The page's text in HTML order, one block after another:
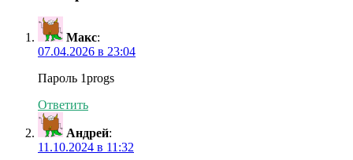
Макс:
07.04.2026 в 23:04
Пароль 1progs
Ответить
Андрей:
11.10.2024 в 11:32